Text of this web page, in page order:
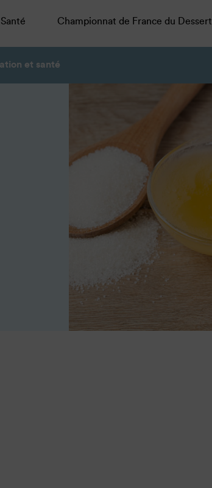
Championnat de France du Dessert
et santé